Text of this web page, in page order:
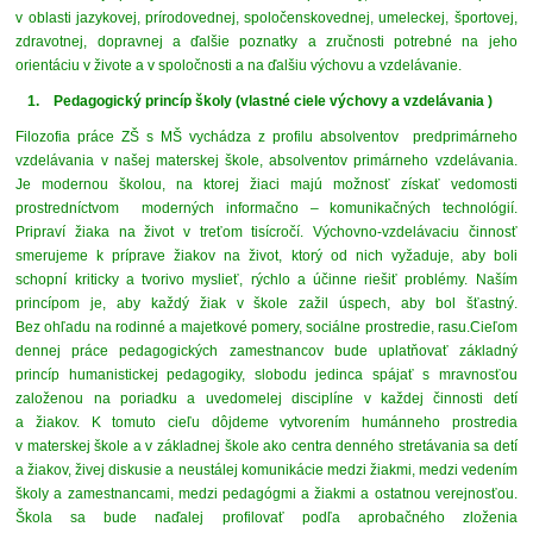
v oblasti jazykovej, prírodovednej, spoločenskovednej, umeleckej, športovej,
zdravotnej, dopravnej a ďalšie poznatky a zručnosti potrebné na jeho
orientáciu v živote a v spoločnosti a na ďalšiu výchovu a vzdelávanie.
1. Pedagogický princíp školy (vlastné ciele výchovy a vzdelávania )
Filozofia práce ZŠ s MŠ vychádza z profilu absolventov predprimárneho
vzdelávania v našej materskej škole, absolventov primárneho vzdelávania.
Je modernou školou, na ktorej žiaci majú možnosť získať vedomosti
prostredníctvom moderných informačno – komunikačných technológií.
Pripraví žiaka na život v treťom tisícročí. Výchovno-vzdelávaciu činnosť
smerujeme k príprave žiakov na život, ktorý od nich vyžaduje, aby boli
schopní kriticky a tvorivo myslieť, rýchlo a účinne riešiť problémy. Naším
princípom je, aby každý žiak v škole zažil úspech, aby bol šťastný.
Bez ohľadu na rodinné a majetkové pomery, sociálne prostredie, rasu. Cieľom
dennej práce pedagogických zamestnancov bude uplatňovať základný
princíp humanistickej pedagogiky, slobodu jedinca spájať s mravnosťou
založenou na poriadku a uvedomelej disciplíne v každej činnosti detí
a žiakov. K tomuto cieľu dôjdeme vytvorením humánneho prostredia
v materskej škole a v základnej škole ako centra denného stretávania sa detí
a žiakov, živej diskusie a neustálej komunikácie medzi žiakmi, medzi vedením
školy a zamestnancami, medzi pedagógmi a žiakmi a ostatnou verejnosťou.
Škola sa bude naďalej profilovať podľa aprobačného zloženia